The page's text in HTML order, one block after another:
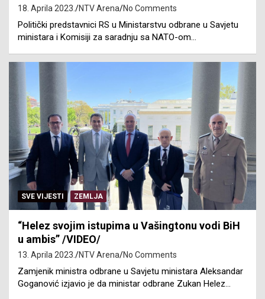
18. Aprila 2023. NTV Arena No Comments
Politički predstavnici RS u Ministarstvu odbrane u Savjetu
ministara i Komisiji za saradnju sa NATO-om…
SVE VIJESTI ZEMLJA
“Helez svojim istupima u Vašingtonu vodi BiH
u ambis” /VIDEO/
13. Aprila 2023. NTV Arena No Comments
Zamjenik ministra odbrane u Savjetu ministara Aleksandar
Goganović izjavio je da ministar odbrane Zukan Helez…